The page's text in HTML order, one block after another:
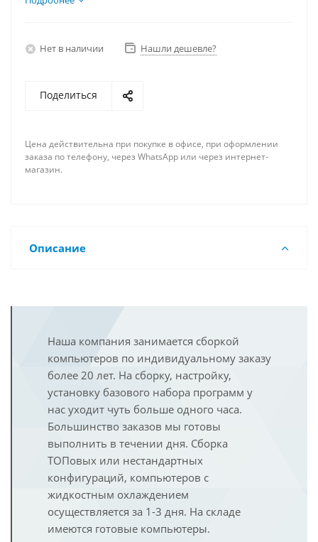
Нет в наличии Нашли дешевле?
Поделиться
Цена действительна при покупке в офисе, при оформлении
заказа по телефону, через WhatsApp или через интернет-
магазин.
Описание
Наша компания занимается сборкой
компьютеров по индивидуальному заказу
более 20 лет. На сборку, настройку,
установку базового набора программ у
нас уходит чуть больше одного часа.
Большинство заказов мы готовы
выполнить в течении дня. Сборка
ТОПовых или нестандартных
конфигураций, компьютеров с
жидкостным охлаждением
осуществляется за 1-3 дня. На складе
имеются готовые компьютеры.